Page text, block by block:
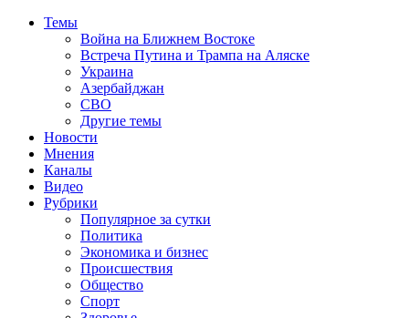
Темы
Война на Ближнем Востоке
Встреча Путина и Трампа на Аляске
Украина
Азербайджан
СВО
Другие темы
Новости
Мнения
Каналы
Видео
Рубрики
Популярное за сутки
Политика
Экономика и бизнес
Происшествия
Общество
Спорт